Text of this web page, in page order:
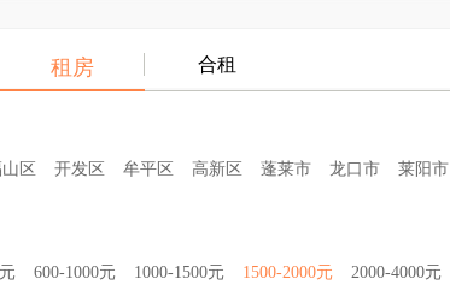
租房 合租
区 开发区 牟平区 高新区 蓬莱市 龙口市 莱阳市
600-1000元 1000-1500元 1500-2000元 2000-4000元